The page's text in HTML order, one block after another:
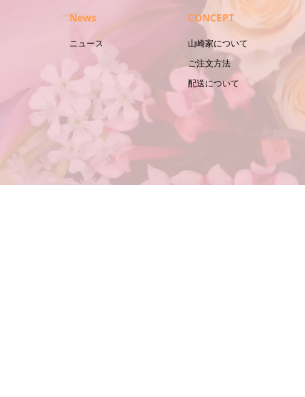
News
ニュース
CONCEPT
山崎家について
ご注文方法
配送について